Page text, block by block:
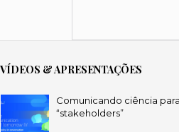
VÍDEOS & APRESENTAÇÕES
Comunicando ciência para
“stakeholders”